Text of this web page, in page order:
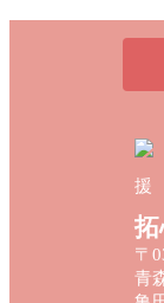
援
〒
青